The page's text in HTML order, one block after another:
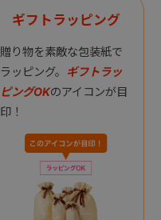
ギフトラッピング
贈り物を素敵な包装紙で
ラッピング。 ギフトラッ
ピングOKのアイコンが目
印！